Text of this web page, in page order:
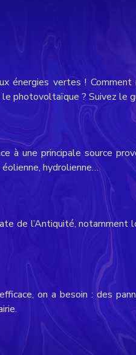
énergies vertes !
photovoltaïque ? Suivez le
à une principale source
hydrolienne…
de l’Antiquité,
on a besoin : des